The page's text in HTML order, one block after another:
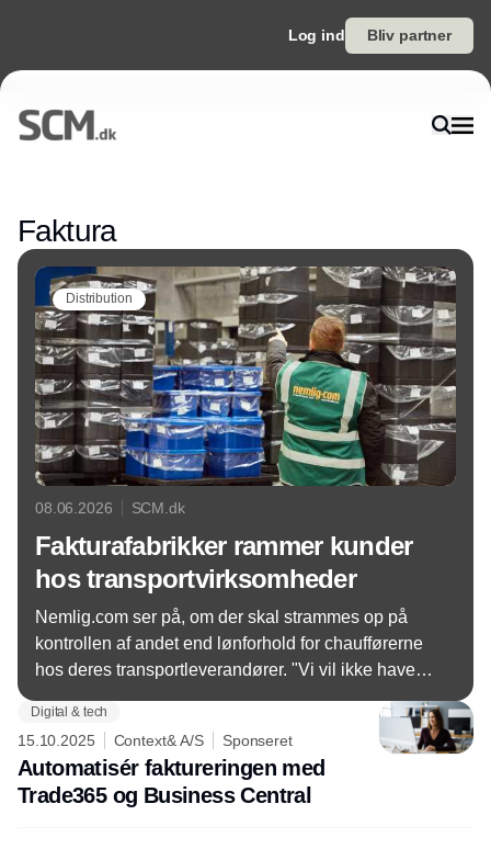
Log ind Bliv partner
Faktura
Distribution
08.06.2026 SCM.dk
Fakturafabrikker rammer kunder
hos transportvirksomheder
Nemlig.com ser på, om der skal strammes op på
kontrollen af andet end lønforhold for chaufførerne
hos deres transportleverandører. "Vi vil ikke have
forretningsførelsen".
Digital & tech
15.10.2025 Context& A/S Sponseret
Automatisér faktureringen med
Trade365 og Business Central